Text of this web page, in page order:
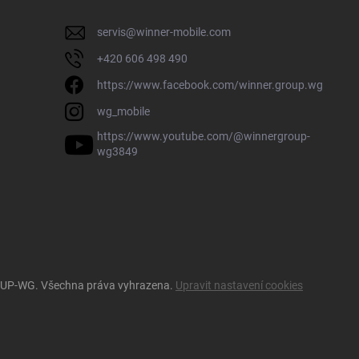
servis@winner-mobile.com
+420 606 498 490
https://www.facebook.com/winner.group.wg
wg_mobile
https://www.youtube.com/@winnergroup-
wg3849
WG. Všechna práva vyhrazena. Upravit nastavení cookies